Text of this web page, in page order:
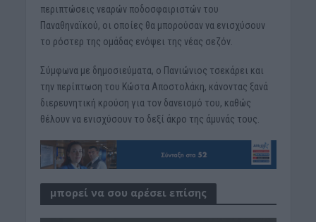
περιπτώσεις νεαρών ποδοσφαιριστών του
Παναθηναϊκού, οι οποίες θα μπορούσαν να ενισχύσουν
το ρόστερ της ομάδας ενόψει της νέας σεζόν.
Σύμφωνα με δημοσιεύματα, ο Πανιώνιος τσεκάρει και
την περίπτωση του Κώστα Αποστολάκη, κάνοντας ξανά
διερευνητική κρούση για τον δανεισμό του, καθώς
θέλουν να ενισχύσουν το δεξί άκρο της άμυνάς τους.
μπορεί να σου αρέσει επίσης